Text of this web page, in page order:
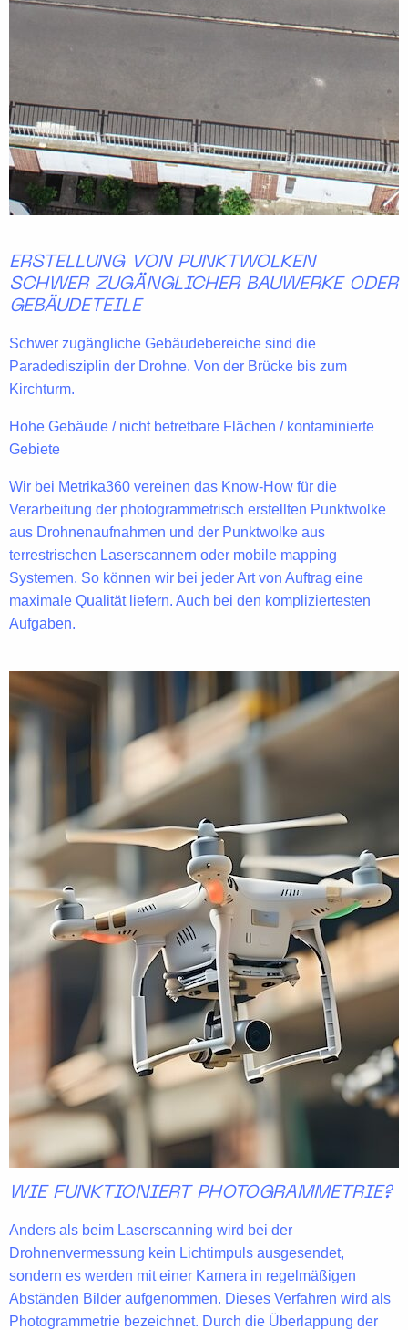
ERSTELLUNG VON PUNKTWOLKEN
SCHWER ZUGÄNGLICHER BAUWERKE ODER
GEBÄUDETEILE
Schwer zugängliche Gebäudebereiche sind die
Paradedisziplin der Drohne. Von der Brücke bis zum
Kirchturm.
Hohe Gebäude / nicht betretbare Flächen / kontaminierte
Gebiete
Wir bei Metrika360 vereinen das Know-How für die
Verarbeitung der photogrammetrisch erstellten Punktwolke
aus Drohnenaufnahmen und der Punktwolke aus
terrestrischen Laserscannern oder mobile mapping
Systemen. So können wir bei jeder Art von Auftrag eine
maximale Qualitätliefern. Auch bei den kompliziertesten
Aufgaben.
WIE FUNKTIONIERT PHOTOGRAMMETRIE?
Anders als beim Laserscanning wird bei der
Drohnenvermessung kein Lichtimpuls ausgesendet,
sondern es werden mit einer Kamera in regelmäßigen
Abständen Bilder aufgenommen. Dieses Verfahren wird als
Photogrammetrie bezeichnet. Durch die Überlappung der